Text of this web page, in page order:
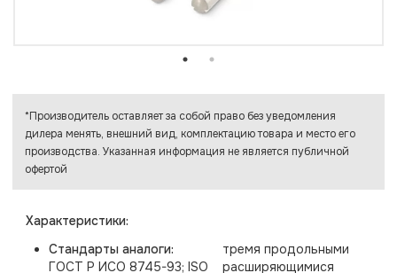
Характеристики:
Стандарты аналоги:
ГОСТ Р ИСО 8745-93; ISO
тремя продольными
расширяющимися
*Производитель оставляет за собой право без уведомления
дилера менять, внешний вид, комплектацию товара и место его
производства. Указанная информация не является публичной
офертой